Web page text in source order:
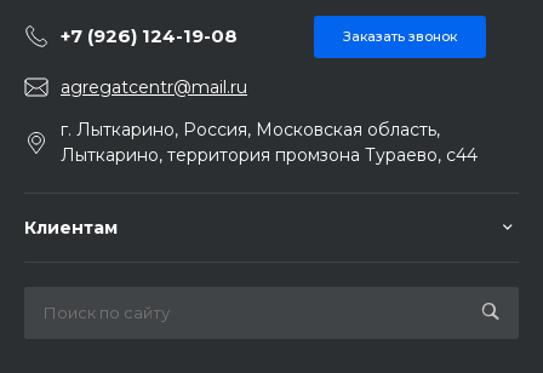
+7 (926) 124-19-08 Заказать звонок
agregatcentr@mail.ru
г. Лыткарино, Россия, Московская область,
Лыткарино, территория промзона Тураево, с44
Клиентам